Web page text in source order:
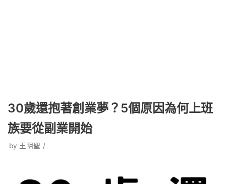
30歲還抱著創業夢？5個原因為何上班
族要從副業開始
by 王明聖